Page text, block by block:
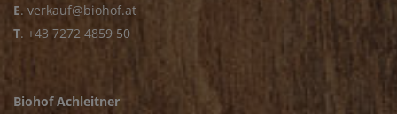
E. verkauf@biohof.at
T. +43 7272 4859 50
Biohof Achleitner